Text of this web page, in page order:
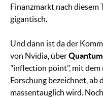
Finanzmarkt nach diesem
gigantisch.
Und dann ist da der
von Nvidia, über
"inflection point", mit
Forschung bezeichnet,
massentauglich wird.